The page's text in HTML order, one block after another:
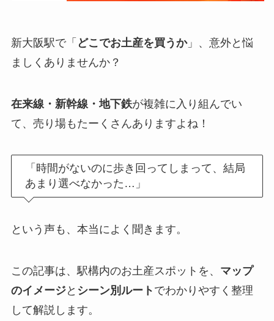
新大阪駅で「 どこでお土産を買うか」、意外と悩
ましくありませんか？
在来線・新幹線・地下鉄が複雑に入り組んでい
て、売り場もたーくさんありますよね！
「時間がないのに歩き回ってしまって、結局
あまり選べなかった…」
という声も、本当によく聞きます。
この記事は、駅構内のお土産スポットを、 マップ
のイメージと シーン別ルート でわかりやすく整理
して解説します。